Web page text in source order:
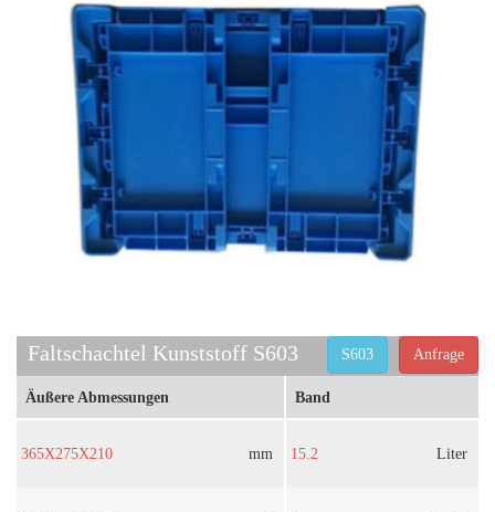
Faltschachtel Kunststoff S603 Anfrage
S603
Äußere Abmessungen
365X275X210 mm
Band
15.2 Liter